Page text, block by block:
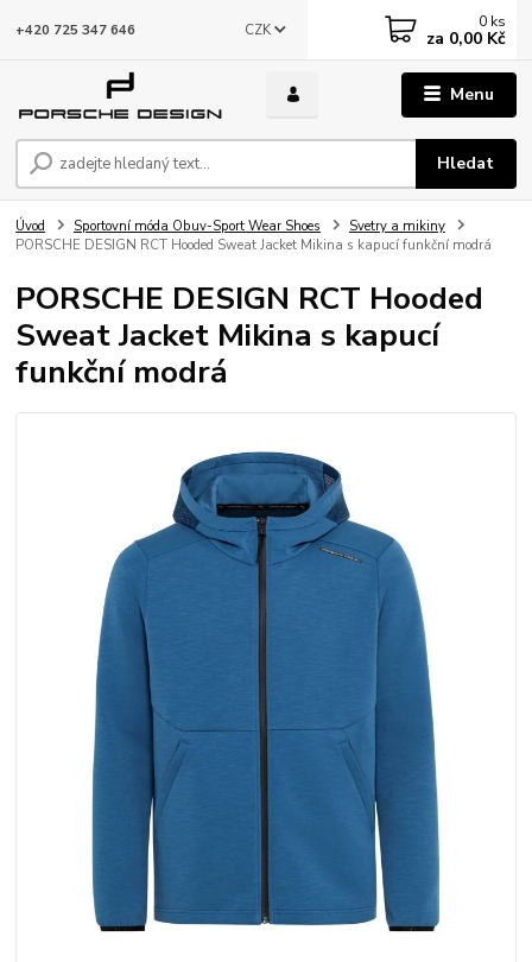
Menu
CZK
Hledat
+420 725 347 646 0 ks
za 0,00 Kč
Úvod Sportovní móda Obuv-Sport Wear Shoes
Svetry a mikiny
PORSCHE DESIGN RCT Hooded Sweat Jacket Mikina s kapucí funkční modrá
PORSCHE DESIGN RCT Hooded
Sweat Jacket Mikina s kapucí
funkční modrá